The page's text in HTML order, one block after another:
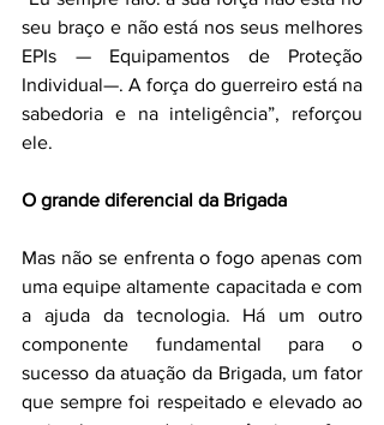
seu braço e não está nos seus melhores
EPIs — Equipamentos de Proteção
Individual—. A força do guerreiro está na
sabedoria e na inteligência”, reforçou
ele.
O grande diferencial da Brigada
Mas não se enfrenta o fogo apenas com
uma equipe altamente capacitada e com
a ajuda da tecnologia. Há um outro
componente fundamental para o
sucesso da atuação da Brigada, um fator
que sempre foi respeitado e elevado ao